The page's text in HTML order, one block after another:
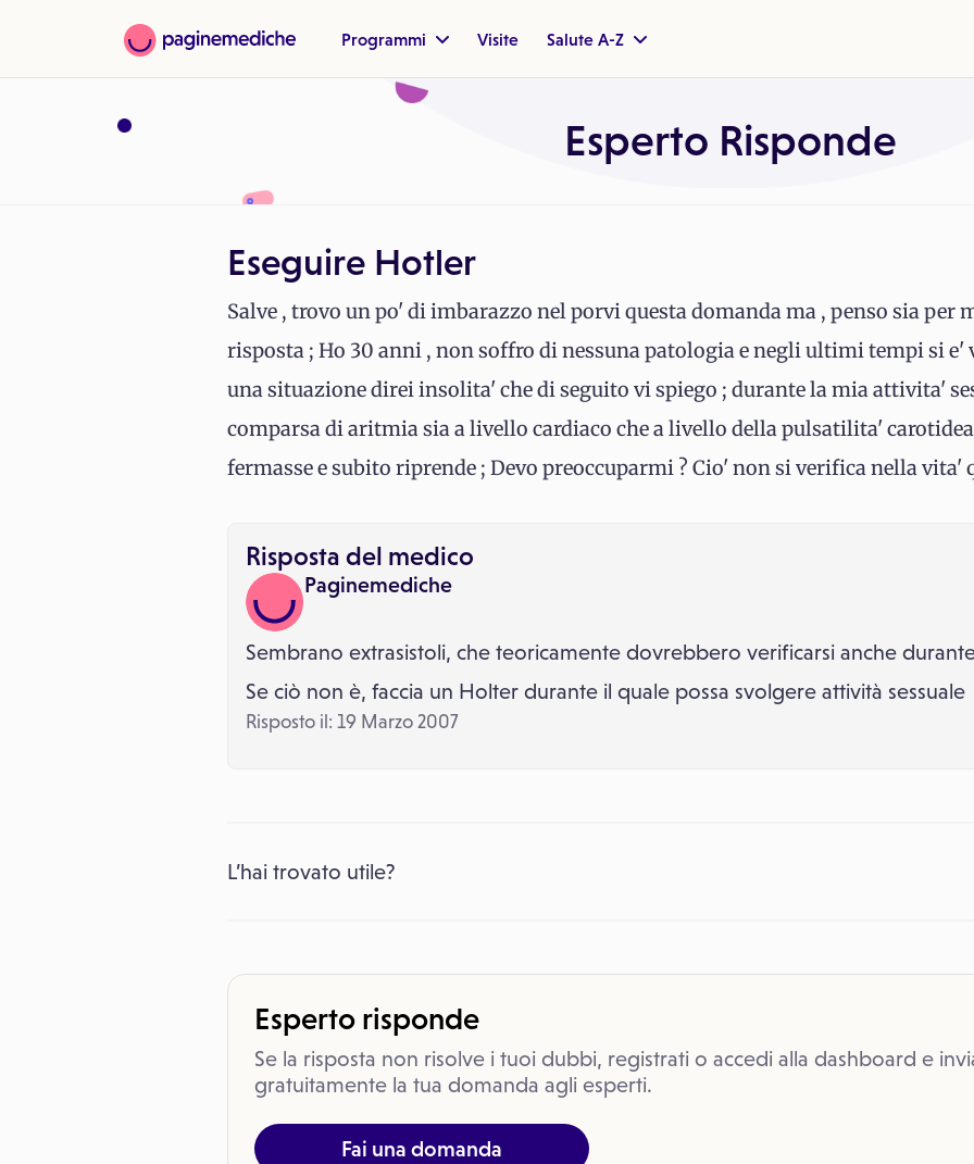
Programmi Visite Salute A-Z
Esperto Risponde
Eseguire Hotler
Salve , trovo un po' di imbarazzo nel porvi questa domanda ma , penso sia per
risposta ; Ho 30 anni , non soffro di nessuna patologia e negli ultimi tempi si e'
una situazione direi insolita' che di seguito vi spiego ; durante la mia attivita'
comparsa di aritmia sia a livello cardiaco che a livello della pulsatilita'
fermasse e subito riprende ; Devo preoccuparmi ? Cio' non si verifica nella vita'
Risposta del medico
Paginemediche
Sembrano extrasistoli, che teoricamente dovrebbero verificarsi anche
Se ciò non è, faccia un Holter durante il quale possa svolgere attività sessuale
Risposto il: 19 Marzo 2007
L’hai trovato utile?
Esperto risponde
Se la risposta non risolve i tuoi dubbi, registrati o accedi alla dashboard e
gratuitamente la tua domanda agli esperti.
Fai una domanda